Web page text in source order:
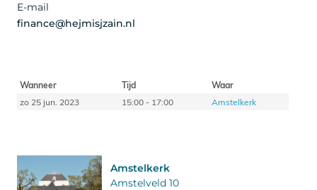
E-mail
finance@hejmisjzain.nl
Wanneer Tijd
Waar
zo 25 jun. 2023
15:00 - 17:00 Amstelkerk
Amstelkerk
Amstelveld 10